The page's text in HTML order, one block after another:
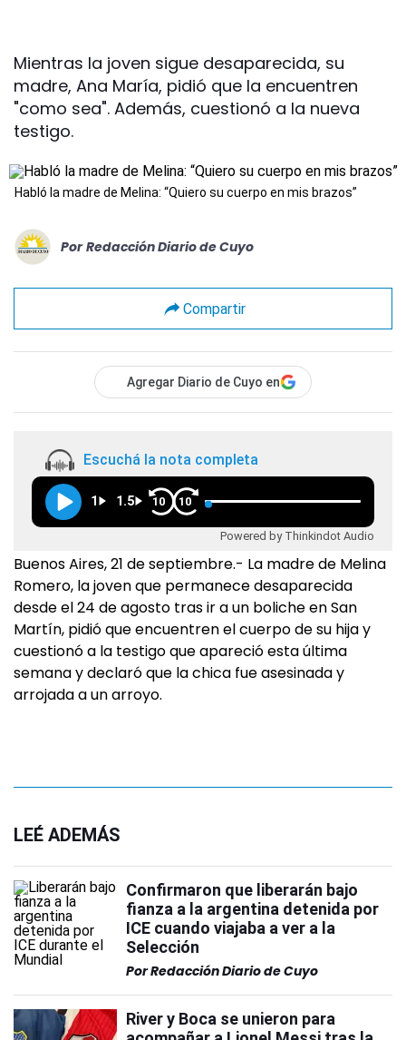
Mientras la joven sigue desaparecida, su
madre, Ana María, pidió que la encuentren
"como sea". Además, cuestionó a la nueva
testigo.
Habló la madre de Melina: “Quiero su cuerpo en mis brazos”
Por Redacción Diario de Cuyo
Compartir
Agregar Diario de Cuyo en
Escuchá la nota completa
1 1.5 10 10
Powered by Thinkindot Audio
Buenos Aires, 21 de septiembre.- La madre de Melina
Romero, la joven que permanece desaparecida
desde el 24 de agosto tras ir a un boliche en San
Martín, pidió que encuentren el cuerpo de su hija y
cuestionó a la testigo que apareció esta última
semana y declaró que la chica fue asesinada y
arrojada a un arroyo.
LEÉ ADEMÁS
Confirmaron que liberarán bajo
fianza a la argentina detenida por
ICE cuando viajaba a ver a la
Selección
PorRedacción Diario de Cuyo
River y Boca se unieron para